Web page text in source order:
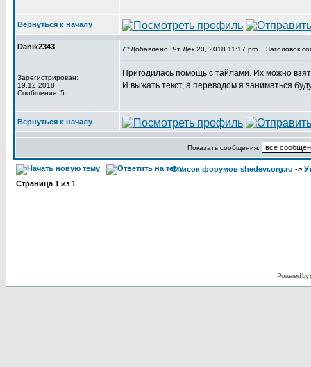
Вернуться к началу
Danik2343
Зарегистрирован:
19.12.2018
Сообщения: 5
Добавлено: Чт Дек 20, 2018 11:17 pm Заголовок
Пригодилась помощь с тайлами. Их можно
И выжать текст, а переводом я заниматься
Вернуться к началу
Показать сообщения:
Список форумов shedevr.org.ru ->
Страница 1 из 1
Powered by